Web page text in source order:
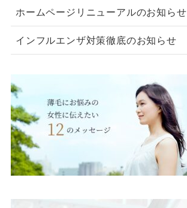
ホームページリニューアルのお知らせ
インフルエンザ対策徹底のお知らせ